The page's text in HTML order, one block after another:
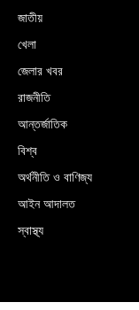
জাতীয়
খেলা
জেলার খবর
রাজনীতি
আন্তর্জাতিক
বিশ্ব
অর্থনীতি ও বাণিজ্য
আইন আদালত
স্বাস্থ্য